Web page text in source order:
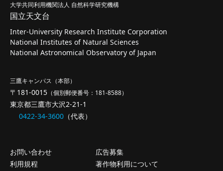
大学共同利用機関法人 自然科学研究機構
国立天文台
Inter-University Research Institute Corporation
National Institutes of Natural Sciences
National Astronomical Observatory of Japan
三鷹キャンパス（本部）
〒181-0015 （個別郵便番号：181-8588）
東京都三鷹市大沢2-21-1
0422-34-3600 （代表）
お問い合わせ
広告募集
利用規程
著作物利用について